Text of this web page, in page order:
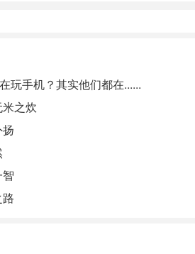
玩手机？其实他们都在......
之炊